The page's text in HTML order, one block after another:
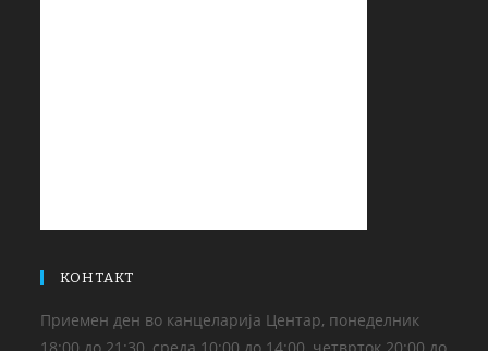
КОНТАКТ
Приемен ден во канцеларија Центар, понеделник